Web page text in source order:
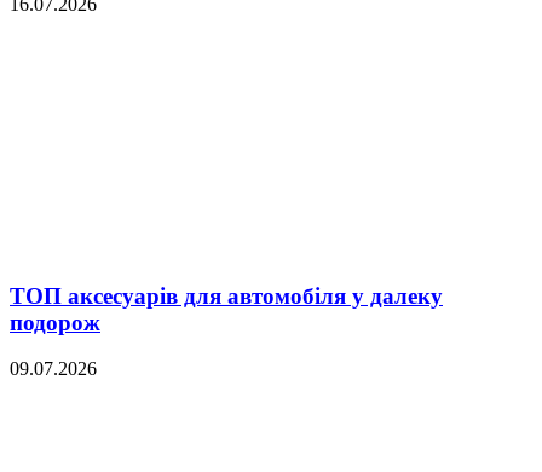
16.07.2026
ТОП аксесуарів для автомобіля у далеку
подорож
09.07.2026